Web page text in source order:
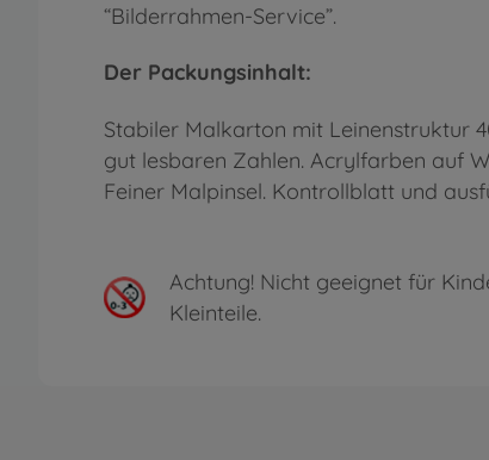
“Bilderrahmen-Service”.
Der Packungsinhalt:
Stabiler Malkarton mit Leinenstruktur
gut lesbaren Zahlen. Acrylfarben auf
Feiner Malpinsel. Kontrollblatt und
Achtung! Nicht geeignet für
Kleinteile.